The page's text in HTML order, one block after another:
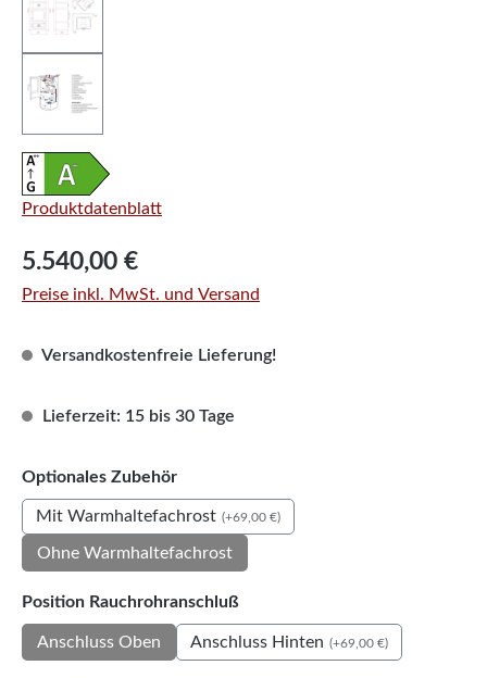
Produktdatenblatt
Regulärer Preis:
5.540,00 €
Preise inkl. MwSt. und Versand
Versandkostenfreie Lieferung!
Lieferzeit: 15 bis 30 Tage
Optionales Zubehörauswählen
Mit Warmhaltefachrost (+69,00 €)
Ohne Warmhaltefachrost
Position Rauchrohranschlußauswählen
Anschluss Oben Anschluss Hinten (+69,00 €)